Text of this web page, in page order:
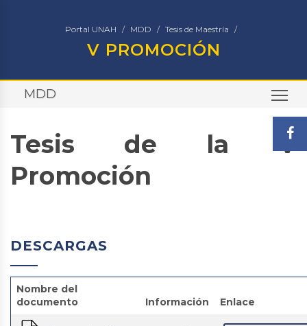
Portal UNAH MDD Tesis de Maestría
V PROMOCIÓN
MDD
Tesis de la V
Promoción
DESCARGAS
Nombre del
documento
Información Enlace